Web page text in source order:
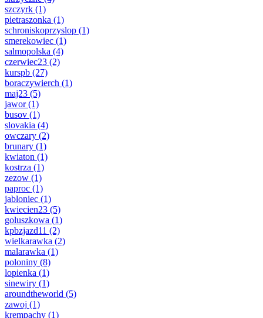
szczyrk (1)
pietraszonka (1)
schroniskoprzyslop (1)
smerekowiec (1)
salmopolska (4)
czerwiec23 (2)
kurspb (27)
boraczywierch (1)
maj23 (5)
jawor(1)
busov (1)
slovakia (4)
owczary (2)
brunary (1)
kwiaton (1)
kostrza (1)
zezow (1)
paproc (1)
jabloniec (1)
kwiecien23 (5)
goluszkowa (1)
kpbzjazd11 (2)
wielkarawka (2)
malarawka (1)
poloniny (8)
lopienka (1)
sinewiry (1)
aroundtheworld (5)
zawoj (1)
krempachy (1)